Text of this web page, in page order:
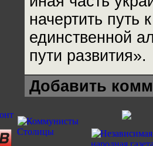
начертить путь
единственной
пути развития».
Добавить